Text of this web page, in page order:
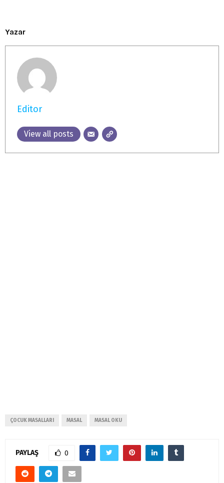
Yazar
Editor
View all posts
ÇOCUK MASALLARI MASAL MASAL OKU
PAYLAŞ 0